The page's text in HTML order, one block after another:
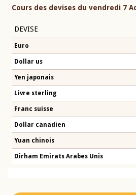
Cours des devises du vendredi 7
DEVISE
Euro
Dollar us
Yen japonais
Livre sterling
Franc suisse
Dollar canadien
Yuan chinois
Dirham Emirats Arabes Unis